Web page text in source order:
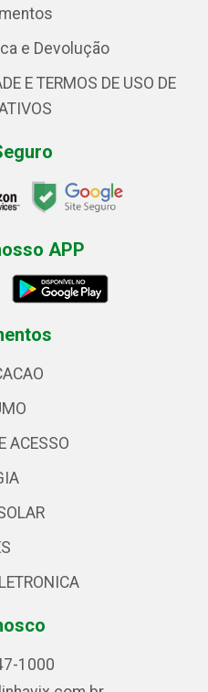
e Devolução
E TERMOS DE USO DE
APP
ACESSO
1000